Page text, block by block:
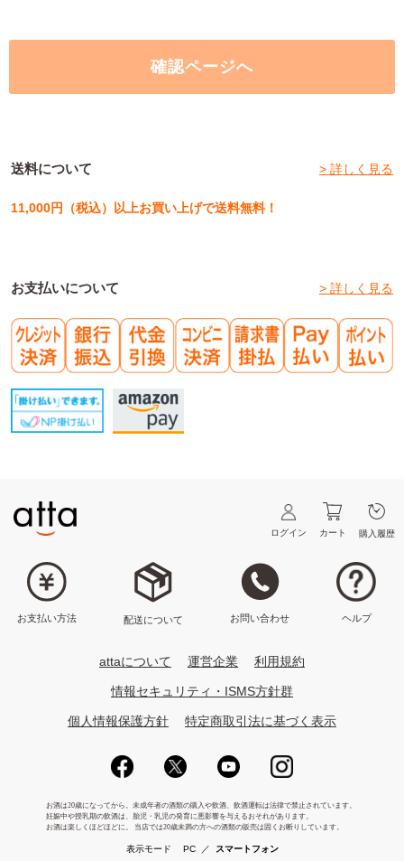
を得ず第三者に提供することはありません。
ロテクションズへ債権譲渡し、「NP掛け払い」サービスの提供に必要な下記の
情報をデータ送信にて提供します。 ※「NP掛け払い」につきましては下記【NP
契約等において個人情報の適正管理・機密保持などによりお客様の個人情報の漏
洩防止に必要な事項を取決め、適切な管理を実施させます。
【個人情報提出の任意性】
お客様が弊社に対して個人情報を提出することは任意です。ただし、個人情報を
お客様には、貴殿の個人情報の利用目的の通知、開示、内容の訂正、追加又は削
除、利用の停止、消去及び第三者への提供の停止、第三者提供記録の開示を要求
【クレジットカード情報の取扱いについて】
お預かりしたクレジットカード情報は以下の通り取扱いいたします。
(1)利用目的
ご注文いただいた商品の代金を決済するために利用いたします。
株式会社帆風
(3)情報の提供先名
各種決済事業者（JCB/VISA/MASTER/ダイナース/アメックス/UC/セゾン/イオ
ン/MUFG/DC/UFJ/NICOS/TOP）、及び、GMOペイメントゲートウェイ株式会
「本人認証サービス（3Dセキュア）について」
当社がお客様から収集した以下の個人情報等は、カード発行会社が行う不正利用
・氏名、電話番号、emailアドレス、インターネット利用環境に関する情報等
・お客様が利用されているカード発行会社が外国にある場合、これらの情報は当
該発行会社が所属する国に移転される場合があります。当社では、お客様から収
ることができないため、以下の個人情報保護措置に関する情報を把握して、ご提
・当該国の個人情報保護に関する情報
なお、個人情報保護委員会のホームページ（https://www.ppc.go.jp/)では、各国に
おける個人情報保護制度に関する情報について掲載されています。お客様が未成
掛け払いのご注文には、株式会社ネットプロテクションズの提供するNP掛け払
いサービスが適用され、決済に必用な情報を「NP掛け払い」運営事業者に提供
【クッキーの使用について】
送料について > 詳しく見る
11,000円（税込）以上お買い上げで送料無料！
お支払いについて > 詳しく見る
ログイン カート 購入履歴
お支払い方法 配送について お問い合わせ ヘルプ
attaについて 運営企業 利用規約
情報セキュリティ・ISMS方針群
個人情報保護方針 特定商取引法に基づく表示
表示モード PC／ スマートフォン